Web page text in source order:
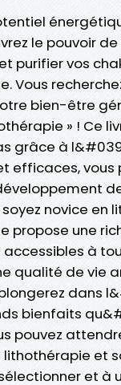
le pouvoir
purifier vos
Vous
bien-être
» ! Ce
grâce à
efficaces, vous
soyez novice
propose une
à
qualité de vie
dans
bienfaits
pouvez
et
et à